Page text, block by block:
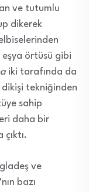
ve tutumlu
dikerek
eşya örtüsü gibi
iki tarafında da
dikişi tekniğinden
sahip
daha bir
ve
bazı